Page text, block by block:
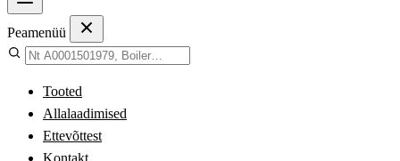
Peamenüü
Tooted
Allalaadimised
Ettevõttest
Kontakt